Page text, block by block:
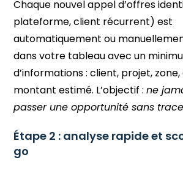
Chaque nouvel appel d’offres
plateforme, client récurrent) est
automatiquement ou
dans votre tableau avec un
d’informations : client, projet,
montant estimé. L’objectif :ne
passer une opportunité sans
Étape 2 : analyse rapide et
go